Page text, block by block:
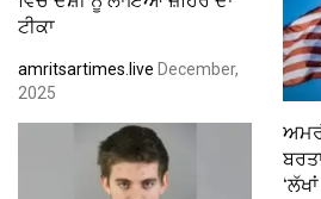
ਟੀਕਾ
amritsartimes.live December,
2025